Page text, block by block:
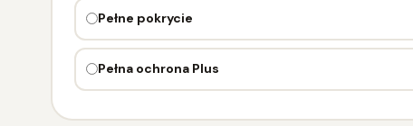
Pełne pokrycie
Pełna ochrona Plus